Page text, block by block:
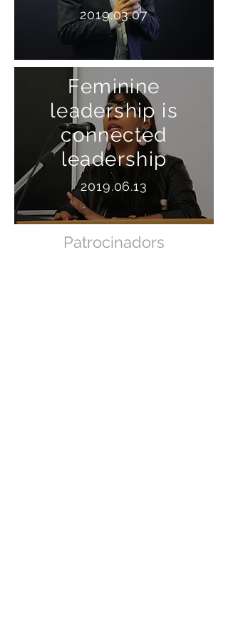
2019.03.07
Feminine
leadership is
connected
leadership
2019.06.13
Patrocinadors